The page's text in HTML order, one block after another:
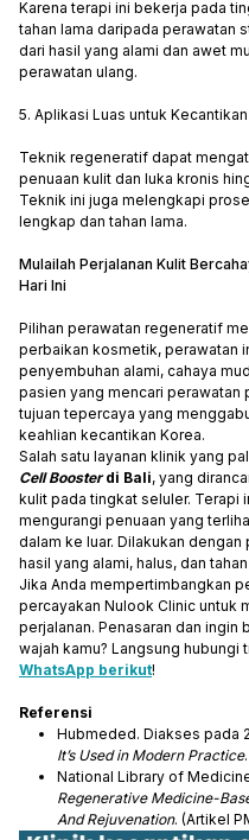
Karena terapi ini bekerja pada
tahan lama daripada perawatan
dari hasil yang alami dan awet
perawatan ulang.
5. Aplikasi Luas untuk
Teknik regeneratif dapat
penuaan kulit dan luka kronis
Teknik ini juga melengkapi
lengkap dan tahan lama.
Mulailah Perjalanan Kulit
Hari Ini
Pilihan perawatan regeneratif
perbaikan kosmetik, perawatan
penyembuhan alami, cahaya
pasien yang mencari perawatan
tujuan tepercaya yang
keahlian kecantikan Korea.
Salah satu layanan klinik yang
Cell Boosterdi Bali, yang
kulit pada tingkat seluler. Terapi
mengurangi penuaan yang
dalam ke luar. Dilakukan
hasil yang alami, halus, dan
Jika Anda mempertimbangkan
percayakan Nulook Clinic untuk
perjalanan. Penasaran dan
wajah kamu? Langsung hubungi
WhatsApp berikut!
Referensi
Hubmeded. Diakses pada
It’s Used in Modern Practice.
National Library of
Regenerative Medicine-
And Rejuvenation. (Artikel